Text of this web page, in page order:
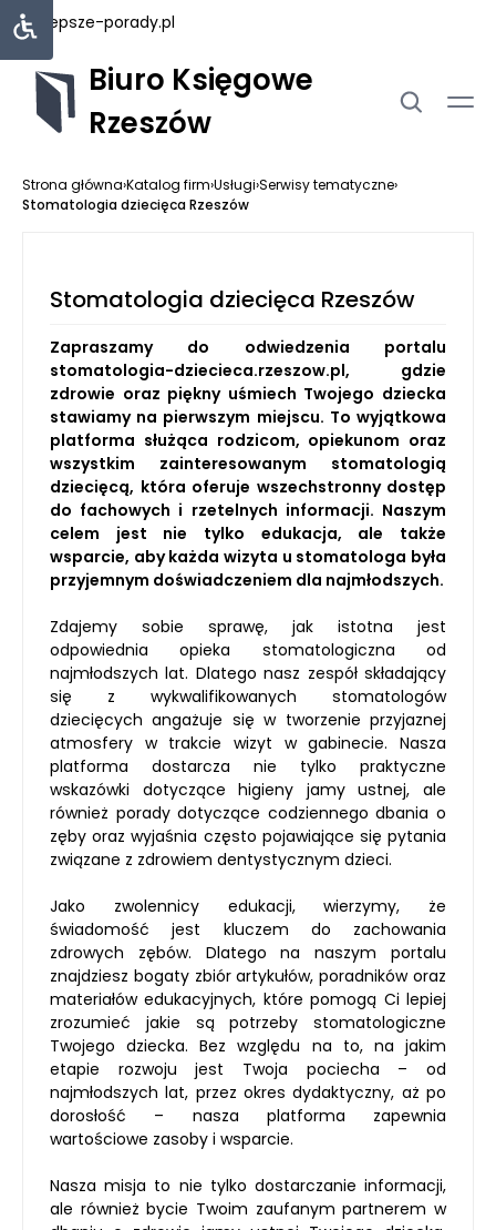
najlepsze-porady.pl
Biuro Księgowe
Rzeszów
Strona główna›Katalog firm›Usługi›Serwisy tematyczne›
Stomatologia dziecięca Rzeszów
Stomatologia dziecięca Rzeszów
Zapraszamy do odwiedzenia portalu
stomatologia-dziecieca.rzeszow.pl, gdzie
zdrowie oraz piękny uśmiech Twojego dziecka
stawiamy na pierwszym miejscu. To wyjątkowa
platforma służąca rodzicom, opiekunom oraz
wszystkim zainteresowanym stomatologią
dziecięcą, która oferuje wszechstronny dostęp
do fachowych i rzetelnych informacji. Naszym
celem jest nie tylko edukacja, ale także
wsparcie, aby każda wizyta u stomatologa była
przyjemnym doświadczeniem dla najmłodszych.
Zdajemy sobie sprawę, jak istotna jest
odpowiednia opieka stomatologiczna od
najmłodszych lat. Dlatego nasz zespół składający
się z wykwalifikowanych stomatologów
dziecięcych angażuje się w tworzenie przyjaznej
atmosfery w trakcie wizyt w gabinecie. Nasza
platforma dostarcza nie tylko praktyczne
wskazówki dotyczące higieny jamy ustnej, ale
również porady dotyczące codziennego dbania o
zęby oraz wyjaśnia często pojawiające się pytania
związane z zdrowiem dentystycznym dzieci.
Jako zwolennicy edukacji, wierzymy, że
świadomość jest kluczem do zachowania
zdrowych zębów. Dlatego na naszym portalu
znajdziesz bogaty zbiór artykułów, poradników oraz
materiałów edukacyjnych, które pomogą Ci lepiej
zrozumieć jakie są potrzeby stomatologiczne
Twojego dziecka. Bez względu na to, na jakim
etapie rozwoju jest Twoja pociecha – od
najmłodszych lat, przez okres dydaktyczny, aż po
dorosłość – nasza platforma zapewnia
wartościowe zasoby i wsparcie.
Nasza misja to nie tylko dostarczanie informacji,
ale również bycie Twoim zaufanym partnerem w